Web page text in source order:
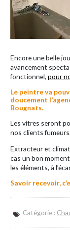
Encore une belle
avancement
fonctionnel, pour
Le peintre va
doucement
Bougnats.
Les vitres seront
nos clients
Extracteur et
cas un bon
les éléments, à
Savoir recevoir,
Catégorie :